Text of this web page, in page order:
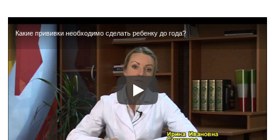
Какие прививки необходимо сделать ребенку до года?